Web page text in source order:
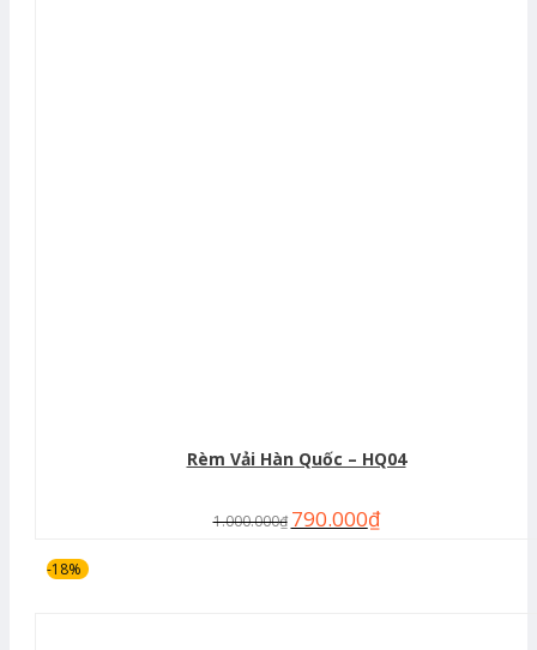
Rèm Vải Hàn Quốc – HQ04
1.000.000₫ 790.000₫
-18%